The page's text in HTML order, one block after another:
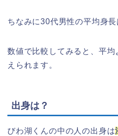
ちなみに30代男性の平均身長
数値で比較してみると、平
えられます。
出身は？
びわ湖くんの中の人の出身は